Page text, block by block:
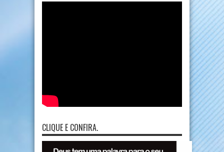
CLIQUE E CONFIRA.